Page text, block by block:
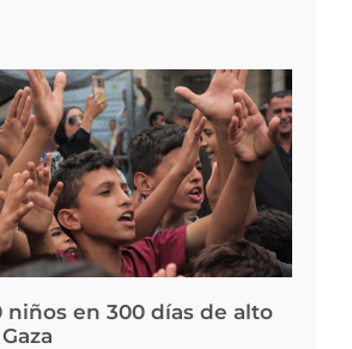
niños en 300 días de alto